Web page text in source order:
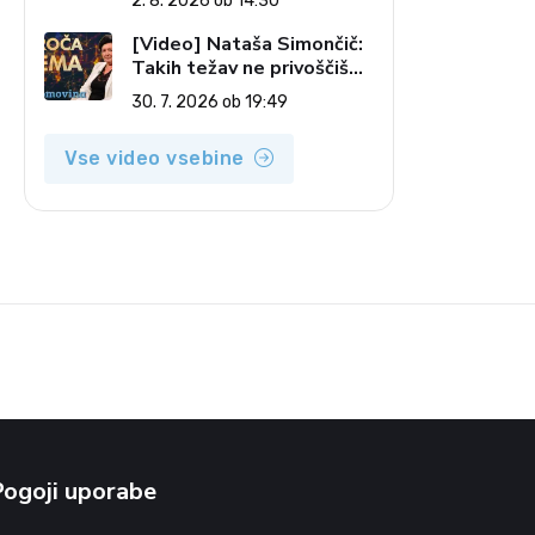
pečatov v vesolju (Vroča
tema, 2. 8. 2026)
[Video] Nataša Simončič:
Takih težav ne privoščiš
nikomur (Vroča tema, 30.
7. 2026)
30. 7. 2026 ob 19:49
Vse video vsebine
uporabe